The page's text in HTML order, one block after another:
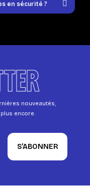
en sécurité ?
nouveautés,
encore.
S’ABONNER